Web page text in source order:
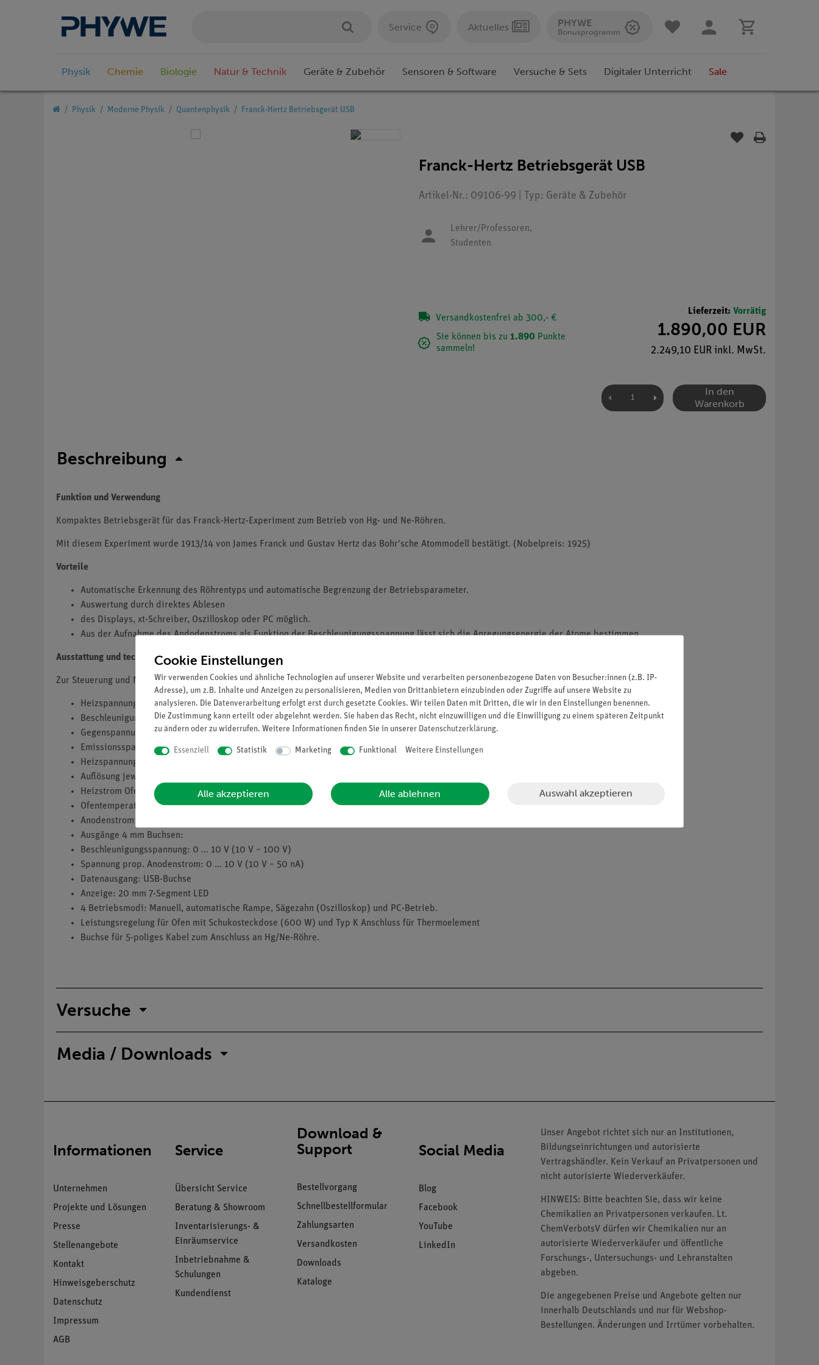
Service Aktuelles PHYWE
Bonusprogramm
Physik Chemie Biologie Natur & Technik Geräte & Zubehör Sensoren & Software Versuche & Sets Digitaler Unterricht Sale
Physik Moderne Physik Quantenphysik Franck-Hertz Betriebsgerät USB
Franck-Hertz Betriebsgerät USB
Artikel-Nr.: 09106-99 | Typ: Geräte & Zubehör
Lehrer/Professoren,
Studenten
Versandkostenfrei ab 300,- €
Sie können bis zu 1.890 Punkte
sammeln!
Lieferzeit: Vorrätig
1.890,00 EUR
2.249,10 EUR inkl. MwSt.
In den
Warenkorb
Beschreibung
Funktion und Verwendung
Kompaktes Betriebsgerät für das Franck-Hertz-Experiment zum Betrieb von Hg- und Ne-Röhren.
Mit diesem Experiment wurde 1913/14 von James Franck und Gustav Hertz das Bohr'sche Atommodell bestätigt. (Nobelpreis: 1925)
Vorteile
Automatische Erkennung des Röhrentyps und automatische Begrenzung der Betriebsparameter.
Auswertung durch direktes Ablesen
des Displays, xt-Schreiber, Oszilloskop oder PC möglich.
Aus der Aufnahme des Andodenstroms als Funktion der Beschleunigungsspannung lässt sich die Anregungsenergie der Atome bestimmen.
Ausstattung und technische Daten
Zur Steuerung und Messung aller Röhrenparameter:
Heizspannung (konst.):6,5 ± 0,5 V
Beschleunigungsspannung: 0 ... 99 V
Gegenspannung: 0 ... 12 V
Emissionsspannung: 0 ... 6 V
Heizspannung Ofen: 0 ... 10 V
Auflösung jeweils: 0,1 V
Heizstrom Ofen: 400 mA
Ofentemperatur: 0 ... 999 °C
Anodenstrom: 0 ... 50 nA
Ausgänge 4 mm Buchsen:
Beschleunigungsspannung: 0 ... 10 V (10 V ~ 100 V)
Spannung prop. Anodenstrom: 0 ... 10 V (10 V ~ 50 nA)
Datenausgang: USB-Buchse
Anzeige: 20 mm 7-Segment LED
4 Betriebsmodi: Manuell, automatische Rampe, Sägezahn (Oszilloskop) und PC-Betrieb.
Leistungsregelung für Ofen mit Schukosteckdose (600 W) und Typ K Anschluss für Thermoelement
Buchse für 5-poliges Kabel zum Anschluss an Hg/Ne-Röhre.
Versuche
Media / Downloads
Informationen
Unternehmen
Projekte und Lösungen
Presse
Stellenangebote
Kontakt
Hinweisgeberschutz
Datenschutz
Impressum
AGB
Service
Übersicht Service
Beratung & Showroom
Inventarisierungs- &
Einräumservice
Inbetriebnahme &
Schulungen
Kundendienst
Download &
Support
Bestellvorgang
Schnellbestellformular
Zahlungsarten
Versandkosten
Downloads
Kataloge
Social Media
Blog
Facebook
YouTube
LinkedIn
Unser Angebot richtet sich nur an Institutionen,
Bildungseinrichtungen und autorisierte
Vertragshändler. Kein Verkauf an Privatpersonen und
nicht autorisierte Wiederverkäufer.
HINWEIS: Bitte beachten Sie, dass wir keine
Chemikalien an Privatpersonen verkaufen. Lt.
ChemVerbotsV dürfen wir Chemikalien nur an
autorisierte Wiederverkäufer und öffentliche
Forschungs-, Untersuchungs- und Lehranstalten
abgeben.
Die angegebenen Preise und Angebote gelten nur
innerhalb Deutschlands und nur für Webshop-
Bestellungen. Änderungen und Irrtümer vorbehalten.
Cookie Einstellungen
Wir verwenden Cookies und ähnliche Technologien auf unserer Website und verarbeiten personenbezogene Daten von Besucher:innen (z.B. IP-
Adresse), um z.B. Inhalte und Anzeigen zu personalisieren, Medien von Drittanbietern einzubinden oder Zugriffe auf unsere Website zu
analysieren. Die Datenverarbeitung erfolgt erst durch gesetzte Cookies. Wir teilen Daten mit Dritten, die wir in den Einstellungen benennen.
Die Zustimmung kann erteilt oder abgelehnt werden. Sie haben das Recht, nicht einzuwilligen und die Einwilligung zu einem späteren Zeitpunkt
zu ändern oder zu widerrufen. Weitere Informationen finden Sie in unserer Daten­schutz­erklärung.
Essenziell Statistik Marketing Funktional Weitere Einstellungen
Alle akzeptieren Alle ablehnen Auswahl akzeptieren